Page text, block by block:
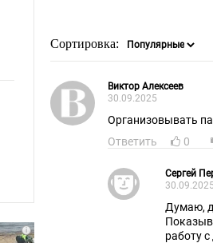
Сортировка:
Виктор Алексеев
30.09.2025
Организовывать
Ответить
0
Сергей
30.09.2025
Думаю,
работу